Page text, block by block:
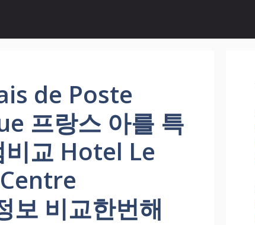
de Poste
프랑스 아를 특
비교 Hotel Le
비교한번해